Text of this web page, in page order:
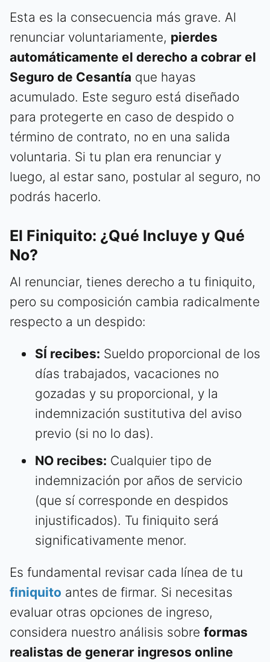
Esta es la consecuencia más grave. Al
renunciar voluntariamente, pierdes
automáticamente el derecho a cobrar el
Seguro de Cesantía que hayas
acumulado. Este seguro está diseñado
para protegerte en caso de despido o
término de contrato, no en una salida
voluntaria. Si tu plan era renunciar y
luego, al estar sano, postular al seguro, no
podrás hacerlo.
El Finiquito: ¿Qué Incluye y Qué
No?
Al renunciar, tienes derecho a tu finiquito,
pero su composición cambia radicalmente
respecto a un despido:
SÍ recibes: Sueldo proporcional de los
días trabajados, vacaciones no
gozadas y su proporcional, y la
indemnización sustitutiva del aviso
previo (si no lo das).
NO recibes: Cualquier tipo de
indemnización por años de servicio
(que sí corresponde en despidos
injustificados). Tu finiquito será
significativamente menor.
Es fundamental revisar cada línea de tu
finiquito antes de firmar. Si necesitas
evaluar otras opciones de ingreso,
considera nuestro análisis sobre formas
realistas de generar ingresos online